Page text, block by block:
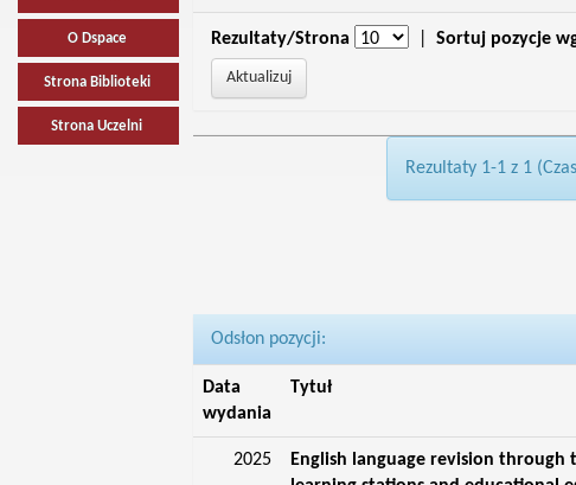
O Dspace
Strona Biblioteki
Strona Uczelni
Rezultaty/Strona Sortuj pozycje
Rezultaty 1-1 z 1
Odsłon pozycji:
Data
wydania
Tytuł
2025
English language revision through